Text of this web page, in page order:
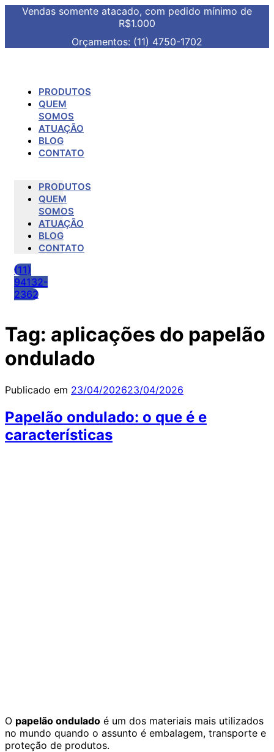
Vendas somente atacado, com pedido mínimo de
R$1.000
Orçamentos: (11) 4750-1702
PRODUTOS
QUEM
SOMOS
ATUAÇÃO
BLOG
CONTATO
PRODUTOS
QUEM
SOMOS
ATUAÇÃO
BLOG
CONTATO
(11)
94132-
2362
Tag: aplicações do papelão
ondulado
Publicado em 23/04/202623/04/2026
Papelão ondulado: o que é e
características
O papelão ondulado é um dos materiais mais utilizados
no mundo quando o assunto é embalagem, transporte e
proteção de produtos.